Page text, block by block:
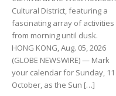
Cultural District, featuring a
fascinating array of activities
from morning until dusk.
HONG KONG, Aug. 05, 2026
(GLOBE NEWSWIRE) — Mark
your calendar for Sunday, 11
October, as the Sun […]